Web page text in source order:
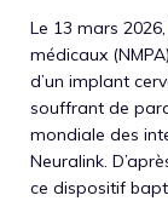
Le 13 mars
médicaux
d’un implant
souffrant de
mondiale des
Neuralink.
ce dispositif